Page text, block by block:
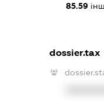
85.59
dossier.tax